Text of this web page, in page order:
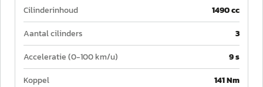
Cilinderinhoud
1490 cc
Aantal cilinders
3
Acceleratie (0-100 km/u)
9 s
Koppel
141 Nm